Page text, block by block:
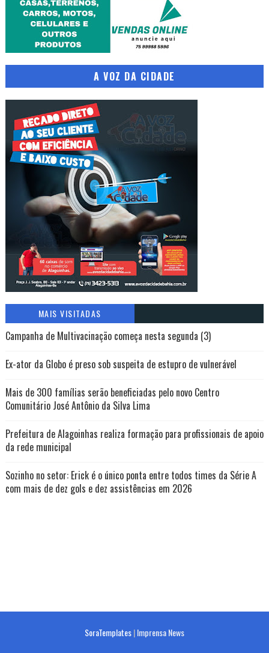
A VOZ DA CIDADE
MAIS VISITADAS
Campanha de Multivacinação começa nesta segunda (3)
Ex-ator da Globo é preso sob suspeita de estupro de vulnerável
Mais de 300 famílias serão beneficiadas pelo novo Centro
Comunitário José Antônio da Silva Lima
Prefeitura de Alagoinhas realiza formação para profissionais de apoio
da rede municipal
Sozinho no setor: Erick é o único ponta entre todos times da Série A
com mais de dez gols e dez assistências em 2026
SoraTemplates|Imprensa News